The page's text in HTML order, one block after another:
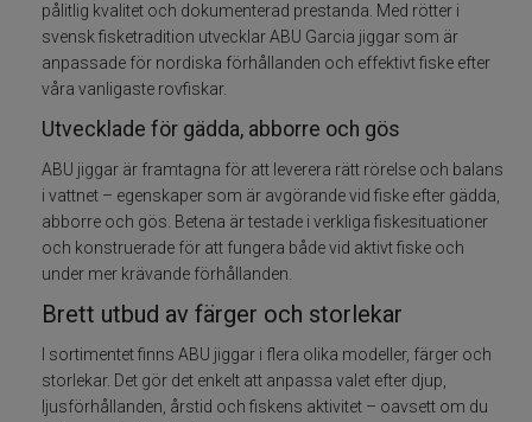
Handgjorda beten
Jiggar och Gummibeten
Jerkbaits - tailbaits
Wobbler
Vibrationsbeten Bladebaits
Ytbete
Gäddspinnare
pålitlig kvalitet och dokumenterad prestanda. Med rötter i
svensk fisketradition utvecklar ABU Garcia jiggar som är
anpassade för nordiska förhållanden och effektivt fiske efter
våra vanligaste rovfiskar.
Utvecklade för gädda, abborre och gös
ABU jiggar är framtagna för att leverera rätt rörelse och balans
i vattnet – egenskaper som är avgörande vid fiske efter gädda,
abborre och gös. Betena är testade i verkliga fiskesituationer
och konstruerade för att fungera både vid aktivt fiske och
under mer krävande förhållanden.
Brett utbud av färger och storlekar
I sortimentet finns ABU jiggar i flera olika modeller, färger och
storlekar. Det gör det enkelt att anpassa valet efter djup,
ljusförhållanden, årstid och fiskens aktivitet – oavsett om du